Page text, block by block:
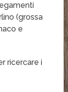
(grossa
e
ricercare i